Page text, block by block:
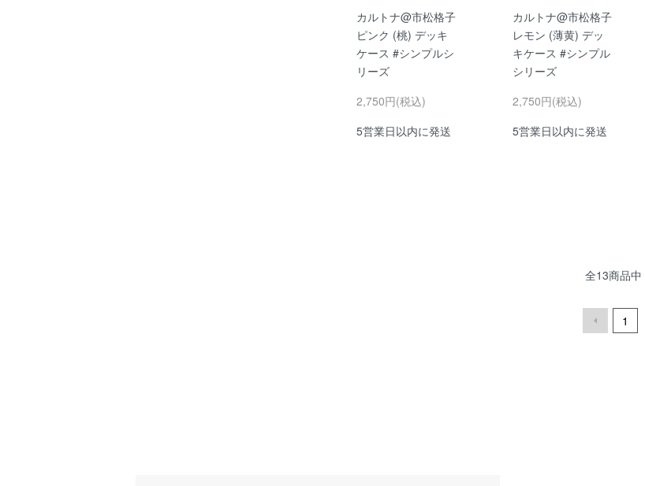
カルトナ@市松格子
ピンク (桃) デッキ
ケース #シンプルシ
リーズ
2,750円(税込)
5営業日以内に発送
カルトナ@市松格子
レモン (薄黄) デッ
キケース #シンプル
シリーズ
2,750円(税込)
5営業日以内に発送
全13商品中
1